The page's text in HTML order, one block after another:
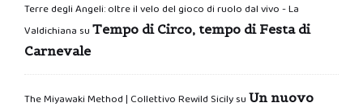
Terre degli Angeli: oltre il velo del gioco di ruolo dal vivo - La
Valdichiana su Tempo di Circo, tempo di Festa di
Carnevale
The Miyawaki Method | Collettivo Rewild Sicilysu Un nuovo